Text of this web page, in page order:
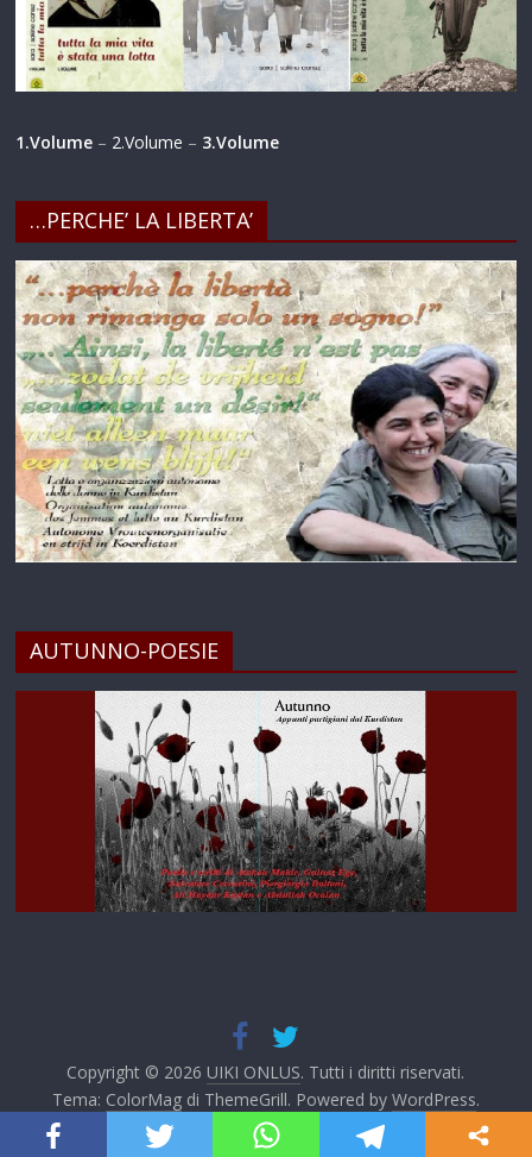
1.Volume – 2.Volume – 3.Volume
…PERCHE’ LA LIBERTA’
AUTUNNO-POESIE
Copyright © 2026 UIKI ONLUS. Tutti i diritti riservati.
Tema: ColorMagdi ThemeGrill. Powered by WordPress.